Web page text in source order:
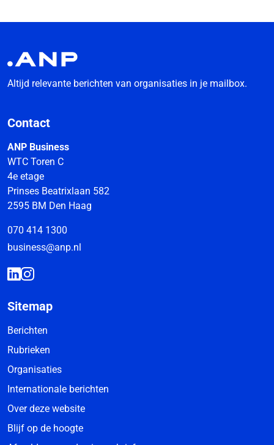
Altijd relevante berichten van organisaties in je mailbox.
Contact
ANP Business
WTC Toren C
4e etage
Prinses Beatrixlaan 582
2595 BM Den Haag
070 414 1300
business@anp.nl
Sitemap
Berichten
Rubrieken
Organisaties
Internationale berichten
Over deze website
Blijf op de hoogte